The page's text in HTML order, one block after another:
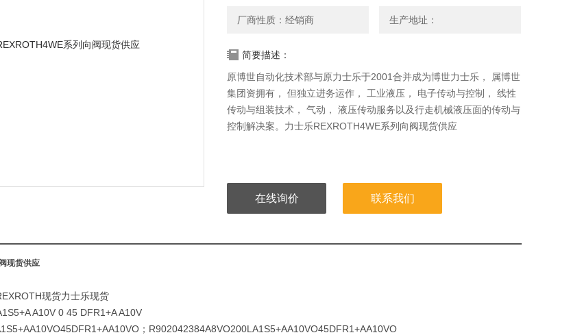
厂商性质：经销商 生产地址：
简要描述：
原博世自动化技术部与原力士乐于2001合并成为博世力士乐， 属博世
集团资拥有， 但独立进务运作， 工业液压， 电子传动与控制， 线性
传动与组装技术， 气动， 液压传动服务以及行走机械液压面的传动与
控制解决案。力士乐REXROTH4WE系列向阀现货供应
在线询价 联系我们
现货供应
现货力士乐现货
A10V 0 45 DFR1+A A10V
；R902042384A8VO200LA1S5+AA10VO45DFR1+AA10VO